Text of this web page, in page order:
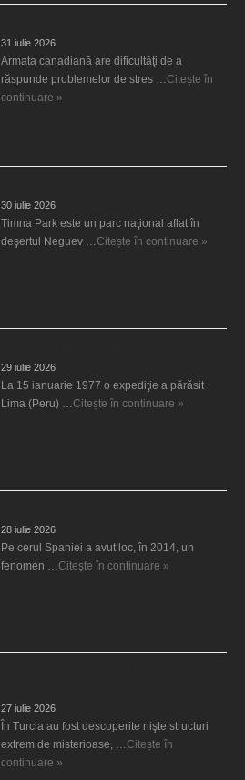
31 iulie 2026
Armata canadiană are dificultăţi de a
răspunde problemelor de stres …Citește în
continuare »
30 iulie 2026
Timna Park este un parc naţional aflat în
deşertul Neguev …Citește în continuare »
29 iulie 2026
La 15 ianuarie 1977 o expediţie a părăsit
Lima (Peru) …Citește în continuare »
28 iulie 2026
Pe cerul Spaniei a avut loc, în 2014, un
fenomen …Citește în continuare »
27 iulie 2026
În Turcia au fost descoperite nişte structuri
extrem de misterioase, …Citește în
continuare »